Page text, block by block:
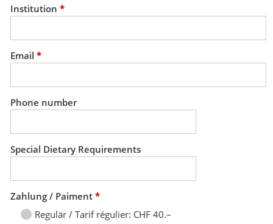
Institution *
Email *
Phone number
Special Dietary Requirements
Zahlung / Paiment *
Regulär / Tarif régulier: CHF 40.–